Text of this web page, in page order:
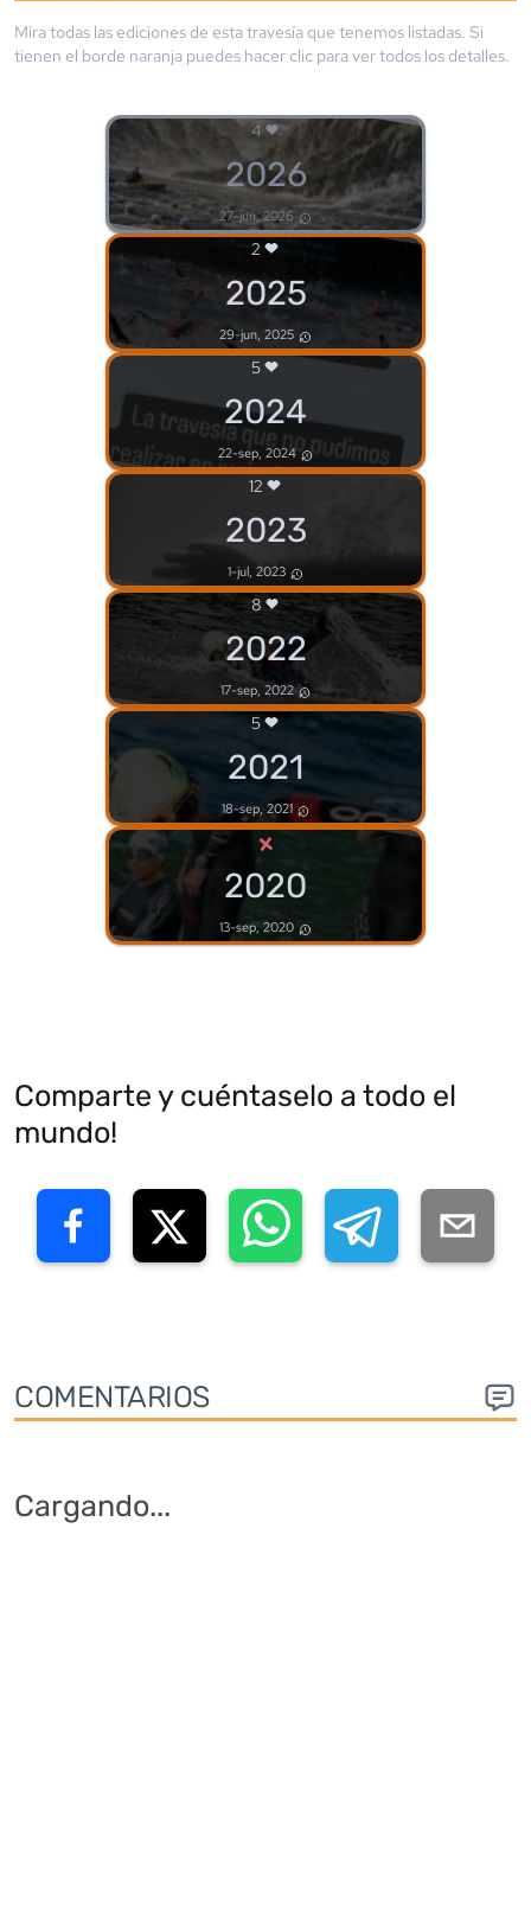
Mira todas las ediciones de esta travesía que tenemos listadas. Si
tienen el borde naranja puedes hacer clic para ver todos los detalles.
4
2026
27-jun, 2026
2
2025
29-jun, 2025
5
2024
22-sep, 2024
12
2023
1-jul, 2023
8
2022
17-sep, 2022
5
2021
18-sep, 2021
×
2020
13-sep, 2020
Comparte y cuéntaselo a todo el
mundo!
COMENTARIOS
Cargando...